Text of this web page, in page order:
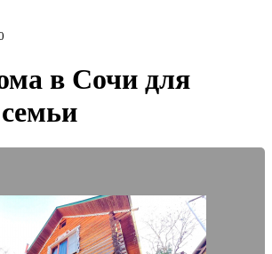
в Сочи для